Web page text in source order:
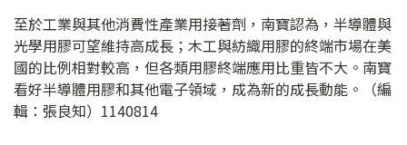
至於工業與其他消費性產業用接著劑，南寶認為，半導體與
光學用膠可望維持高成長；木工與紡織用膠的終端市場在美
國的比例相對較高，但各類用膠終端應用比重皆不大。南寶
看好半導體用膠和其他電子領域，成為新的成長動能。（編
輯：張良知）1140814